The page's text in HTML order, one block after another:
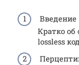
Введение
Кратко
lossless